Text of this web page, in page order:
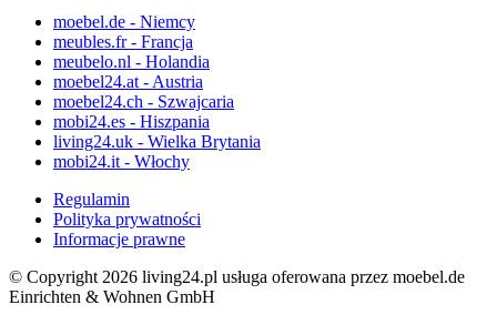
moebel.de - Niemcy
meubles.fr - Francja
meubelo.nl - Holandia
moebel24.at - Austria
moebel24.ch - Szwajcaria
mobi24.es - Hiszpania
living24.uk - Wielka Brytania
mobi24.it - Włochy
Regulamin
Polityka prywatności
Informacje prawne
© Copyright 2026 living24.pl usługa oferowana przez moebel.de
Einrichten & Wohnen GmbH